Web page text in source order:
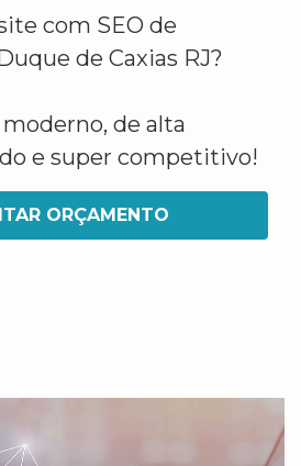
com SEO de
de Caxias RJ?
de alta
e super competitivo!
ORÇAMENTO